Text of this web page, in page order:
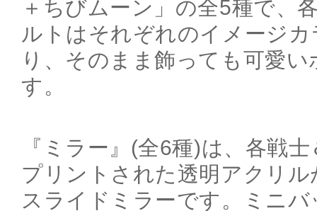
＋ちびムーン」の全5種で、
ルトはそれぞれのイメージ
り、そのまま飾っても可愛
す。
『ミラー』(全6種)は、各戦
プリントされた透明アクリ
スライドミラーです。ミニ